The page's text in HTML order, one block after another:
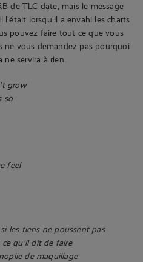
de TLC date, mais le message
lorsqu’il a envahi les charts
pouvez faire tout ce que vous
ne vous demandez pas pourquoi
ne servira à rien.
grow
so
feel
les tiens ne poussent pas
qu’il dit de faire
de maquillage